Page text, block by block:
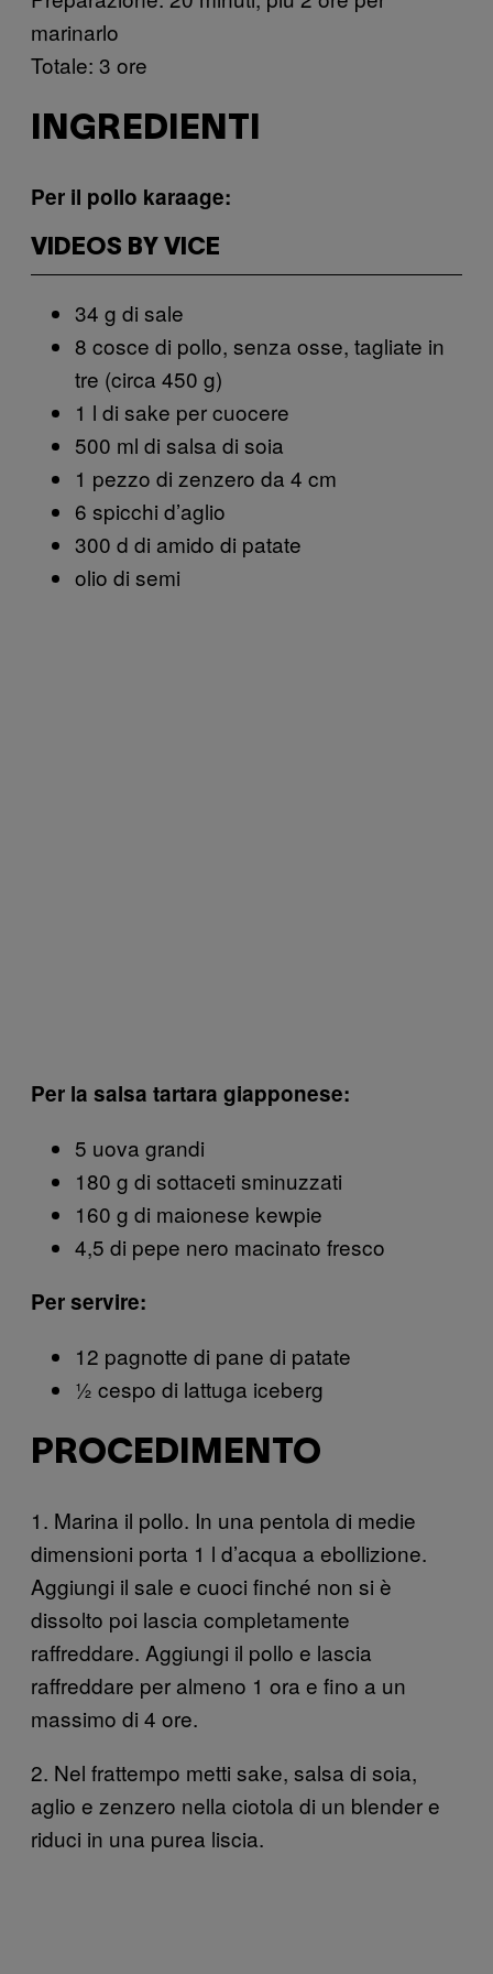
marinarlo
Totale: 3 ore
INGREDIENTI
Per il pollo karaage:
VIDEOS BY VICE
34 g di sale
8 cosce di pollo, senza osse, tagliate in
tre (circa 450 g)
1 l di sake per cuocere
500 ml di salsa di soia
1 pezzo di zenzero da 4 cm
6 spicchi d’aglio
300 d di amido di patate
olio di semi
Per la salsa tartara giapponese:
5 uova grandi
180 g di sottaceti sminuzzati
160 g di maionese kewpie
4,5 di pepe nero macinato fresco
Per servire:
12 pagnotte di pane di patate
½ cespo di lattuga iceberg
PROCEDIMENTO
1. Marina il pollo. In una pentola di medie
dimensioni porta 1 l d’acqua a ebollizione.
Aggiungi il sale e cuoci finché non si è
dissolto poi lascia completamente
raffreddare. Aggiungi il pollo e lascia
raffreddare per almeno 1 ora e fino a un
massimo di 4 ore.
2. Nel frattempo metti sake, salsa di soia,
aglio e zenzero nella ciotola di un blender e
riduci in una purea liscia.